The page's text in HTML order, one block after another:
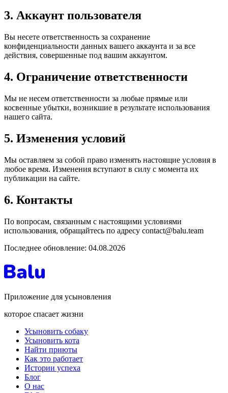
3. Аккаунт пользователя
Вы несете ответственность за сохранение
конфиденциальности данных вашего аккаунта и за все
действия, совершенные под вашим аккаунтом.
4. Ограничение ответственности
Мы не несем ответственности за любые прямые или
косвенные убытки, возникшие в результате использования
нашего сайта.
5. Изменения условий
Мы оставляем за собой право изменять настоящие условия в
любое время. Изменения вступают в силу с момента их
публикации на сайте.
6. Контакты
По вопросам, связанным с настоящими условиями
использования, обращайтесь по адресу contact@balu.team
Последнее обновление: 04.08.2026
Приложение для усыновления
которое спасает жизни
Усыновить собаку
Усыновить кота
Найти приюты
Как это работает
Истории успеха
Блог
О нас